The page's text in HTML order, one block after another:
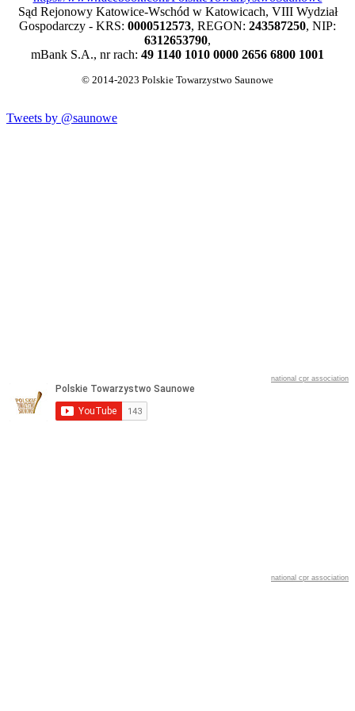
Sąd Rejonowy Katowice-Wschód w Katowicach, VIII Wydział
Gospodarczy - KRS: 0000512573, REGON: 243587250, NIP:
6312653790,
mBank S.A., nr rach: 49 1140 1010 0000 2656 6800 1001
© 2014-2023 Polskie Towarzystwo Saunowe
Tweets by @saunowe
national cpr association
national cpr association